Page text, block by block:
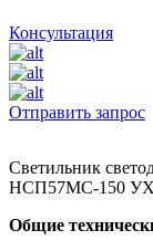
Консультация
Отправить запрос
Светильник
НСП57МС-150
Общие